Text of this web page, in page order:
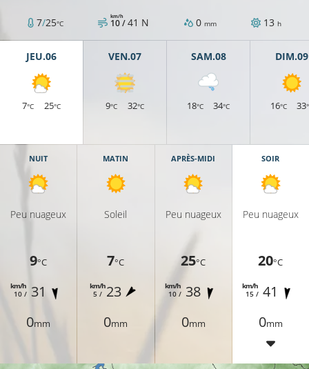
7/25°C 10 /
km/h 41 N 0 mm 13 h
JEU.06
7°C 25°C
VEN.07
9°C 32°C
SAM.08
18°C 34°C
DIM.09
16°C 33
NUIT
Peu nuageux
9°C
10 /
km/h 31
0mm
MATIN
Soleil
7°C
5 /
km/h23
0mm
APRÈS-MIDI
Peu nuageux
25°C
10 /
km/h 38
0mm
SOIR
Peu nuageux
20°C
15 /
km/h 41
0mm